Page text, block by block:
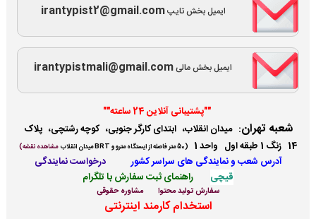
ایمیل بخش تایپirantypist2@gmail.com
ایمیل بخش مالیirantypistmali@gmail.com
""پشتیبانی آنلاین 24 ساعته""
شعبه تهران: میدان انقلاب، ابتدای کارگر جنوبی، کوچه رشتچی، پلاک
14 زنگ 1 طبقه اول واحد 1
(50 متر فاصله از ایستگاه مترو و BRT میدان انقلاب مشاهده نقشه)
آدرس شعب و نمایندگی های سراسر کشور
درخواست نمایندگی
قیچی
راهنمای ثبت سفارش با تلگرام
سفارش تولید محتوا مشاوره حقوقی
استخدام کارمند اینترنتی